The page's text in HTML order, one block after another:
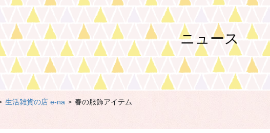
ニュース
生活雑貨の店 e-na 春の服飾アイテム